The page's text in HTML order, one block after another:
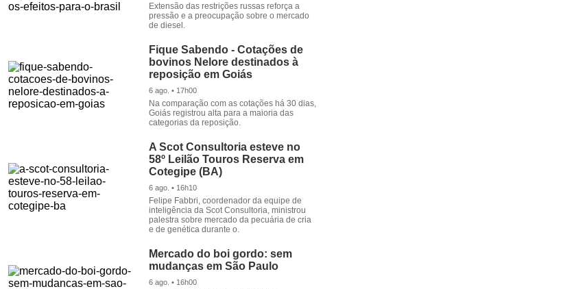
Extensão das restrições russas reforça a
pressão e a preocupação sobre o mercado
de diesel.
Fique Sabendo - Cotações de
bovinos Nelore destinados à
reposição em Goiás
6 ago. • 17h00
Na comparação com as cotações há 30 dias,
Goiás registrou alta para a maioria das
categorias da reposição.
A Scot Consultoria esteve no
58º Leilão Touros Reserva em
Cotegipe (BA)
6 ago. • 16h10
Felipe Fabbri, coordenador da equipe de
inteligência da Scot Consultoria, ministrou
palestra sobre mercado da pecuária de cria
e de genética durante o.
Mercado do boi gordo: sem
mudanças em São Paulo
6 ago. • 16h00